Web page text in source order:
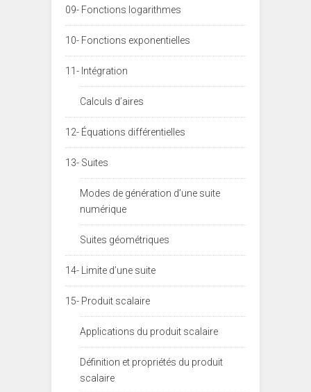
09- Fonctions logarithmes
10- Fonctions exponentielles
11- Intégration
Calculs d’aires
12- Équations différentielles
13- Suites
Modes de génération d’une suite
numérique
Suites géométriques
14- Limite d’une suite
15- Produit scalaire
Applications du produit scalaire
Définition et propriétés du produit
scalaire